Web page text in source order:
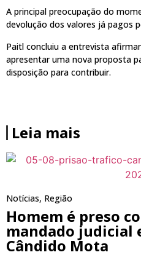
A principal preocupação do
devolução dos valores já pagos
Paitl concluiu a entrevista
apresentar uma nova proposta
disposição para contribuir.
Leia mais
Notícias, Região
Homem é preso
mandado judicial
Cândido Mota